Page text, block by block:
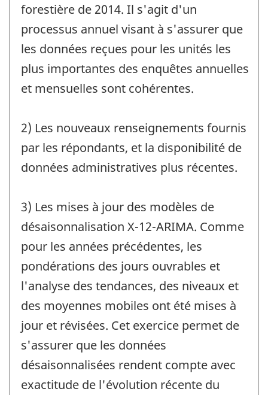
forestière de 2014. Il s'agit d'un
processus annuel visant à s'assurer que
les données reçues pour les unités les
plus importantes des enquêtes annuelles
et mensuelles sont cohérentes.
2) Les nouveaux renseignements fournis
par les répondants, et la disponibilité de
données administratives plus récentes.
3) Les mises à jour des modèles de
désaisonnalisation X-12-ARIMA. Comme
pour les années précédentes, les
pondérations des jours ouvrables et
l'analyse des tendances, des niveaux et
des moyennes mobiles ont été mises à
jour et révisées. Cet exercice permet de
s'assurer que les données
désaisonnalisées rendent compte avec
exactitude de l'évolution récente du